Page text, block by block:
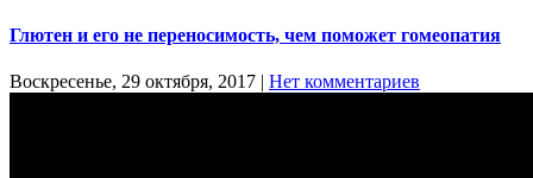
Глютен и его не переносимость, чем поможет гомеопатия
Воскресенье, 29 октября, 2017 | Нет комментариев